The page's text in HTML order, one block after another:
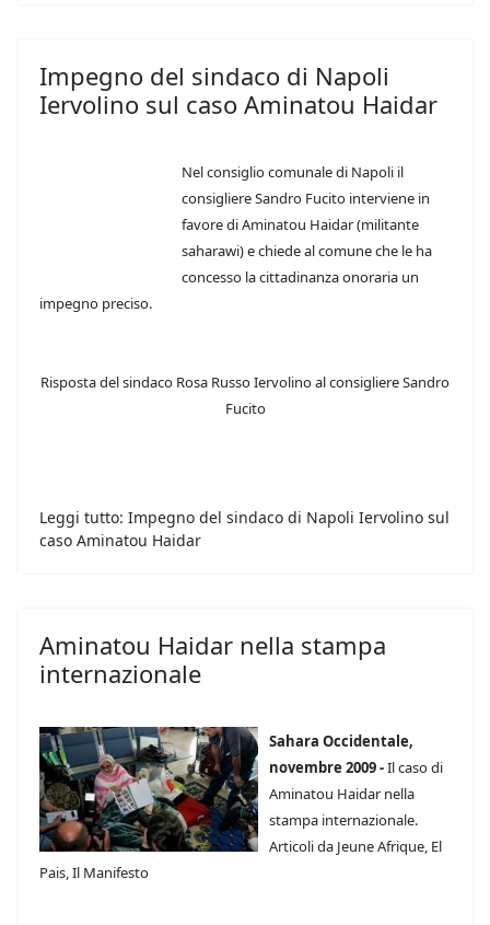
Impegno del sindaco di Napoli
Iervolino sul caso Aminatou Haidar
Nel consiglio comunale di Napoli il
consigliere Sandro Fucito interviene in
favore di Aminatou Haidar (militante
saharawi) e chiede al comune che le ha
concesso la cittadinanza onoraria un
impegno preciso.
Risposta del sindaco Rosa Russo Iervolino al consigliere Sandro
Fucito
Leggi tutto: Impegno del sindaco di Napoli Iervolino sul
caso Aminatou Haidar
Aminatou Haidar nella stampa
internazionale
Sahara Occidentale,
novembre 2009 -Il caso di
Aminatou Haidar nella
stampa internazionale.
Articoli da Jeune Afrique, El
Pais, Il Manifesto